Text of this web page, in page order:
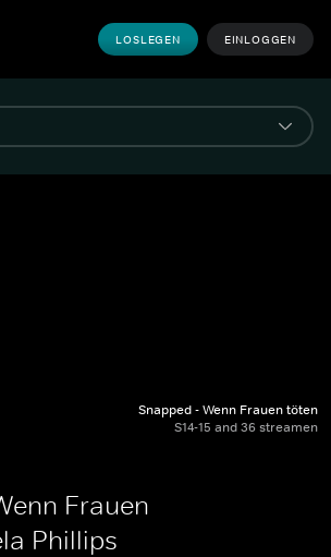
LOSLEGEN EINLOGGEN
Snapped - Wenn Frauen töten
S14-15 and 36 streamen
Frauen
Phillips